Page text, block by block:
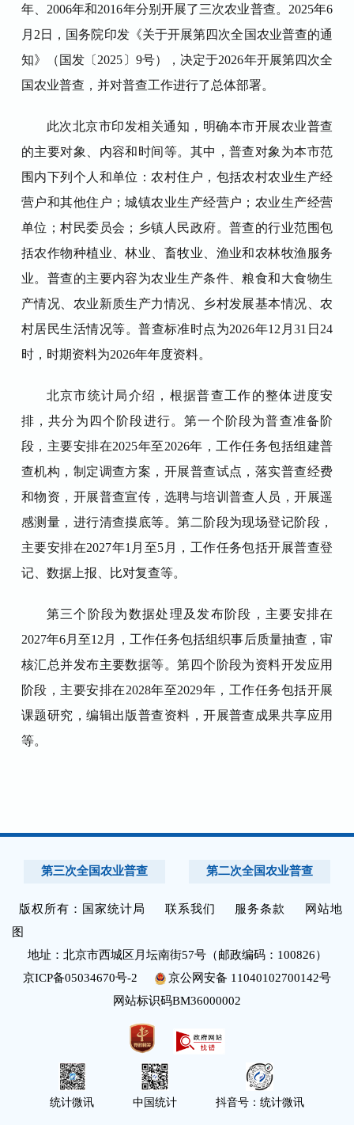
年、 2006年和2016年分别开展了三次农业普查。 2025年6
月 2 日，国务院印发《关于开展第四次全国农业普查的通
知》（国发〔 2025 〕 9号），决定于2026年开展第四次全
国农业普查，并对普查工作进行了总体部署。
此次北京市印发相关通知，明确本市开展农业普查
的主要对象、内容和时间等。其中，普查对象为本市范
围内下列个人和单位：农村住户，包括农村农业生产经
营户和其他住户；城镇农业生产经营户；农业生产经营
单位；村民委员会；乡镇人民政府。普查的行业范围包
括农作物种植业、林业、畜牧业、渔业和农林牧渔服务
业。普查的主要内容为农业生产条件、粮食和大食物生
产情况、农业新质生产力情况、乡村发展基本情况、农
村居民生活情况等。普查标准时点为2026年12 月31 日 24
时，时期资料为2026年年度资料。
北京市统计局介绍，根据普查工作的整体进度安
排，共分为四个阶段进行。第一个阶段为普查准备阶
段，主要安排在2025年至2026年，工作任务包括组建普
查机构，制定调查方案，开展普查试点，落实普查经费
和物资，开展普查宣传，选聘与培训普查人员，开展遥
感测量，进行清查摸底等。第二阶段为现场登记阶段，
主要安排在2027年1 月至5 月，工作任务包括开展普查登
记、数据上报、比对复查等。
第三个阶段为数据处理及发布阶段，主要安排在
2027年6月至12 月，工作任务包括组织事后质量抽查，审
核汇总并发布主要数据等。第四个阶段为资料开发应用
阶段，主要安排在2028年至2029年，工作任务包括开展
课题研究，编辑出版普查资料，开展普查成果共享应用
等。
第三次全国农业普查 第二次全国农业普查
版权所有： 国家统计局 联系我们 服务条款
网站地
图
地址：北京市西城区月坛南街57号（邮政编码：100826）
京ICP备05034670号-2
京公网安备 11040102700142号
网站标识码BM36000002
统计微讯 中国统计 抖音号：统计微讯